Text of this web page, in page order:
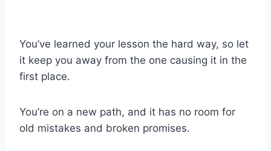
You’ve learned your lesson the hard way, so let
it keep you away from the one causing it in the
first place.
You’re on a new path, and it has no room for
old mistakes and broken promises.